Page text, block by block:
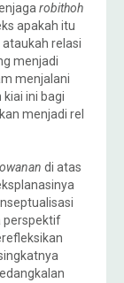
robithoh
apakah itu
ataukah relasi
menjadi
menjalani
ini bagi
menjadi rel
di atas
perspektif